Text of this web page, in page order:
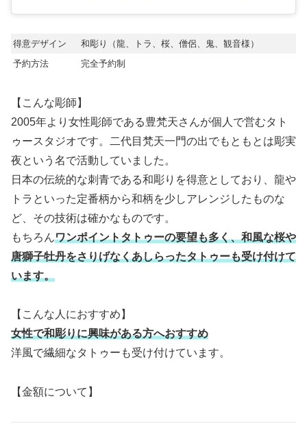
得意デザイン
和彫り（龍、トラ、桜、僧侶、鬼、観音様）
予約方法
完全予約制
【こんな彫師】
2005年より女性彫師である豊梵天さんが個人で営むタト
ゥースタジオです。二代目梵天一門の出でもともとは彫実
夜という名で活動していました。
日本の伝統的な刺青である和彫りを得意としており、龍や
トラといった定番柄から和柄を少しアレンジしたものな
ど、その技術は確かなものです。
もちろんワンポイントタトゥーの要望も多く、和風な桜や
唐獅子牡丹をさりげなくあしらったタトゥーも受け付けて
います。
【こんな人におすすめ】
女性で和彫りに興味がある方へおすすめ
洋風で繊細なタトゥーも受け付けています。
【金額について】